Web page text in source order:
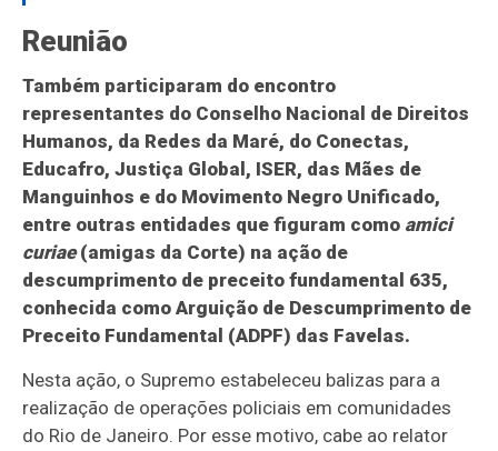
Reunião
Também participaram do encontro
representantes do Conselho Nacional de Direitos
Humanos, da Redes da Maré, do Conectas,
Educafro, Justiça Global, ISER, das Mães de
Manguinhos e do Movimento Negro Unificado,
entre outras entidades que figuram como amici
curiae(amigas da Corte) na ação de
descumprimento de preceito fundamental 635,
conhecida como Arguição de Descumprimento de
Preceito Fundamental (ADPF) das Favelas.
Nesta ação, o Supremo estabeleceu balizas para a
realização de operações policiais em comunidades
do Rio de Janeiro. Por esse motivo, cabe ao relator